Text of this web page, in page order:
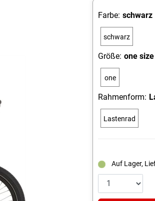
Farbe: schwarz
schwarz
Größe: one size
one
Rahmenform:
Lastenrad
Auf Lager,